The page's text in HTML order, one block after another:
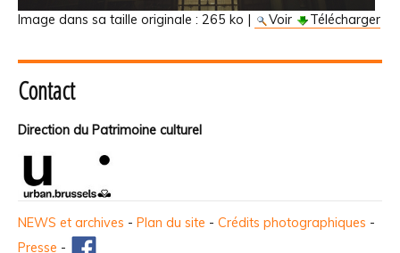
Image dans sa taille originale : 265 ko | Voir Télécharger
Contact
Direction du Patrimoine culturel
NEWS et archives - Plan du site - Crédits photographiques -
Presse -